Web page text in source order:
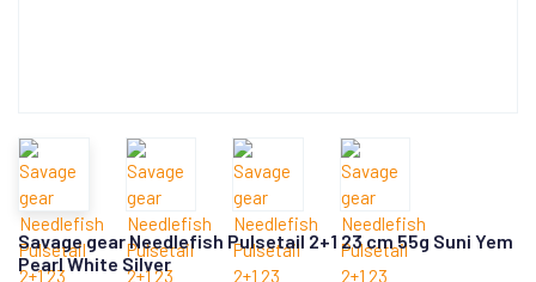
Savage gear Needlefish Pulsetail 2+1 23 cm 55g Suni Yem
Pearl White Silver